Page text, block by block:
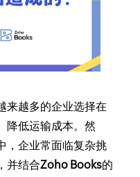
来越多的企业选择在
降低运输成本。然
，企业常面临复杂挑
并结合Zoho Books的